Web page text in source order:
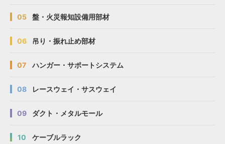
05 盤・火災報知設備用部材
06 吊り・振れ止め部材
07 ハンガー・サポートシステム
08 レースウェイ・サスウェイ
09 ダクト・メタルモール
10 ケーブルラック